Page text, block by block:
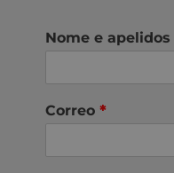
Nome e apelidos
Correo *